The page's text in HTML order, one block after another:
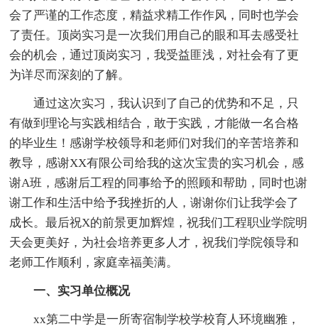
会了严谨的工作态度，精益求精工作作风，同时也学会
了责任。顶岗实习是一次我们用自己的眼和耳去感受社
会的机会，通过顶岗实习，我受益匪浅，对社会有了更
为详尽而深刻的了解。
通过这次实习，我认识到了自己的优势和不足，只
有做到理论与实践相结合，敢于实践，才能做一名合格
的毕业生！感谢学校领导和老师们对我们的辛苦培养和
教导，感谢XX有限公司给我的这次宝贵的实习机会，感
谢A班，感谢后工程的同事给予的照顾和帮助，同时也谢
谢工作和生活中给予我挫折的人，谢谢你们让我学会了
成长。最后祝X的前景更加辉煌，祝我们工程职业学院明
天会更美好，为社会培养更多人才，祝我们学院领导和
老师工作顺利，家庭幸福美满。
一、实习单位概况
xx第二中学是一所寄宿制学校学校育人环境幽雅，